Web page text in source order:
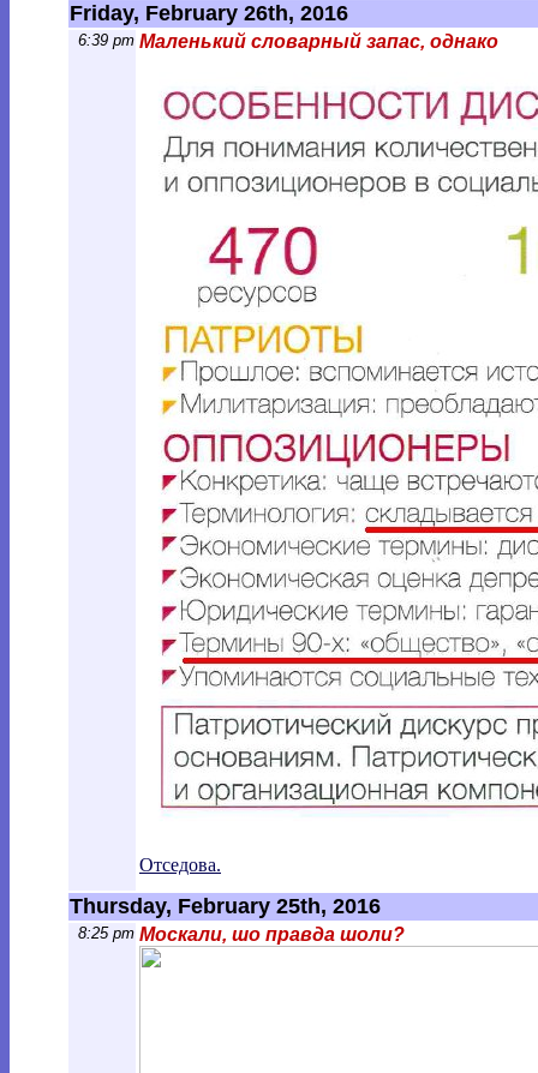
Friday, February 26th, 2016
6:39 pm Маленький словарный запас, однако
Отседова.
Thursday, February 25th, 2016
8:25 pm Москали, шо правда шоли?